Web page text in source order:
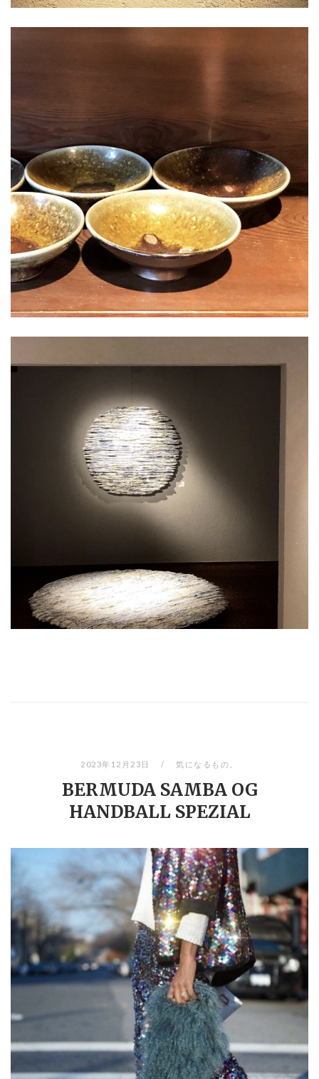
2023年12月23日 気になるもの。
BERMUDA SAMBA OG
HANDBALL SPEZIAL